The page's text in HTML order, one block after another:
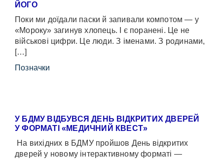
ЙОГО
Поки ми доїдали паски й запивали компотом — у
«Мороку» загинув хлопець. І є поранені. Це не
військові цифри. Це люди. З іменами. З родинами,
[…]
Позначки
У БДМУ ВІДБУВСЯ ДЕНЬ ВІДКРИТИХ ДВЕРЕЙ
У ФОРМАТІ «МЕДИЧНИЙ КВЕСТ»
На вихідних в БДМУ пройшов День відкритих
дверей у новому інтерактивному форматі —